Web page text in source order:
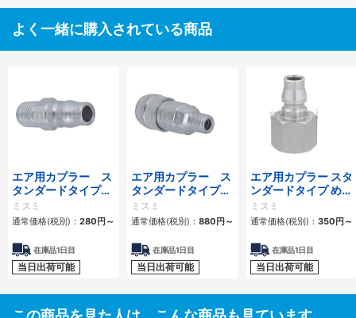
よく一緒に購入されている商品
エア用カプラー ス
タンダードタイプ
おねじプラグ
ミスミ
通常価格(税別)： 280 円 ～
在庫品1日目
当日出荷可能
エア用カプラー ス
タンダードタイプ
おねじソケット
ミスミ
通常価格(税別)： 880 円 ～
在庫品1日目
当日出荷可能
エア用カプラー スタ
ンダードタイプ めね
じプラグ
ミスミ
通常価格(税別)： 350 円 ～
在庫品1日目
当日出荷可能